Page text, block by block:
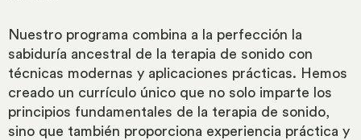
Nuestro programa combina a la perfección la
sabiduría ancestral de la terapia de sonido con
técnicas modernas y aplicaciones prácticas. Hemos
creado un currículo único que no solo imparte los
principios fundamentales de la terapia de sonido,
sino que también proporciona experiencia práctica y